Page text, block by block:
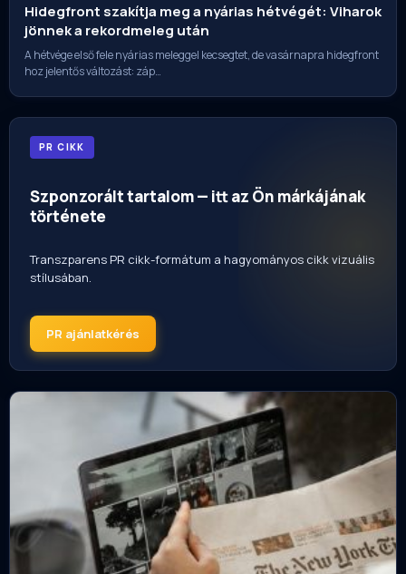
Hidegfront szakítja meg a nyárias hétvégét: Viharok
jönnek a rekordmeleg után
A hétvége első fele nyárias meleggel kecsegtet, de vasárnapra hidegfront
hoz jelentős változást: záp…
PR CIKK
Szponzorált tartalom — itt az Ön márkájának
története
Transzparens PR cikk-formátum a hagyományos cikk vizuális
stílusában.
PR ajánlatkérés